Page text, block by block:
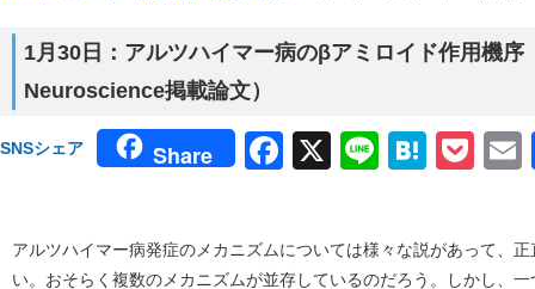
1月30日：アルツハイマー病のβアミロイド作用機
Neuroscience掲載論文）
SNSシェア Share Facebook
X Line
アルツハイマー病発症のメカニズムについては様々な説があって、
い。おそらく複数のメカニズムが並存しているのだろう。しかし、